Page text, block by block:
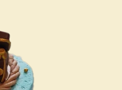
&
Figuren
& Fußball